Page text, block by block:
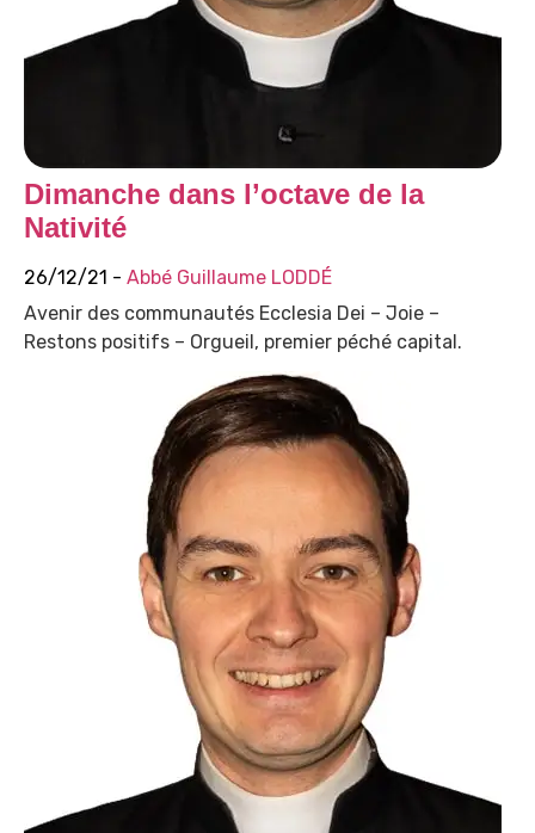
Dimanche dans l’octave de la
Nativité
26/12/21 - Abbé Guillaume LODDÉ
Avenir des communautés Ecclesia Dei – Joie –
Restons positifs – Orgueil, premier péché capital.